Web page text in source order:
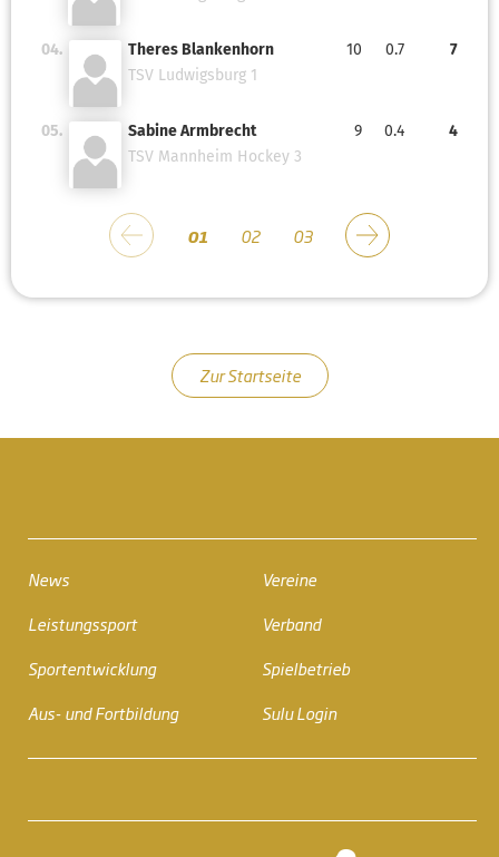
04.
Theres Blankenhorn
TSV Ludwigsburg 1
10 0.7 7
05.
Sabine Armbrecht
TSV Mannheim Hockey 3
9 0.4 4
01 02 03
Zur Startseite
News
Leistungssport
Sportentwicklung
Aus- und Fortbildung
Vereine
Verband
Spielbetrieb
Sulu Login